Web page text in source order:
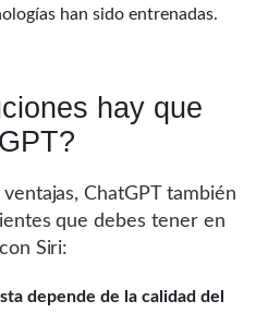
han sido entrenadas.
hay que
ChatGPT también
que debes tener en
Siri:
depende de la calidad del